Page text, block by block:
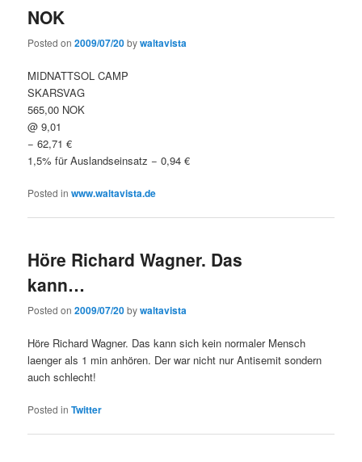
NOK
Posted on2009/07/20bywaltavista
MIDNATTSOL CAMP
SKARSVAG
565,00 NOK
@ 9,01
− 62,71 €
1,5% für Auslandseinsatz − 0,94 €
Posted in www.waltavista.de
Höre Richard Wagner. Das
kann…
Posted on2009/07/20bywaltavista
Höre Richard Wagner. Das kann sich kein normaler Mensch
laenger als 1 min anhören. Der war nicht nur Antisemit sondern
auch schlecht!
Posted in Twitter